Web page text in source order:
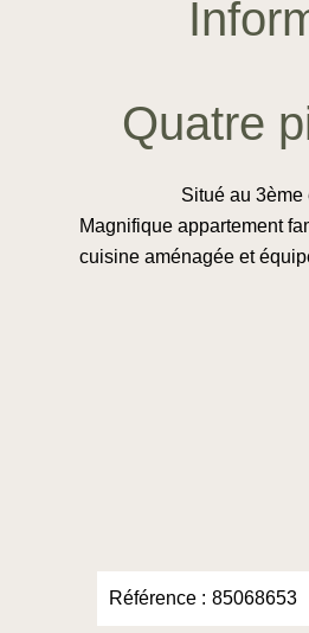
Quatre
Situé au
Magnifique appartement
cuisine aménagée et
Référence 85068653